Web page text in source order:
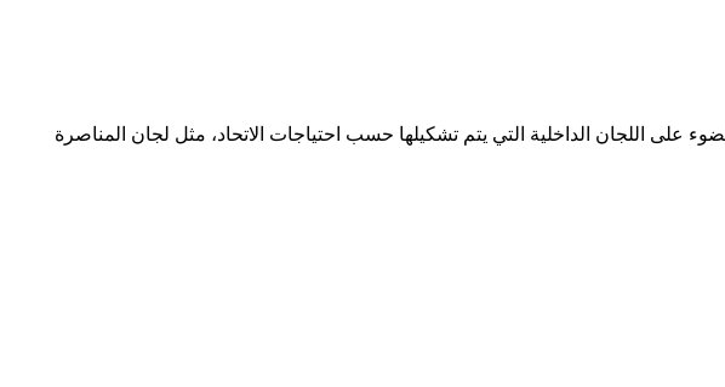
على اللجان الداخلية التي يتم تشكيلها حسب احتياجات الاتحاد، مثل لجان المناصرة